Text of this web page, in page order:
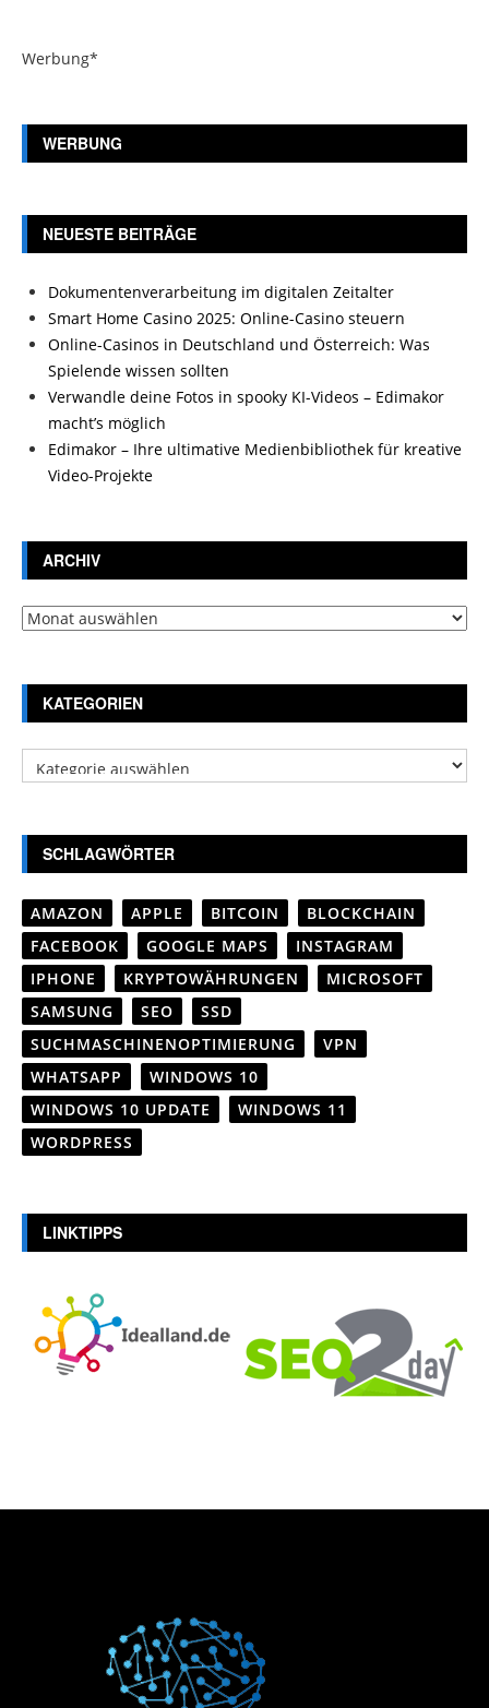
Werbung*
WERBUNG
NEUESTE BEITRÄGE
Dokumentenverarbeitung im digitalen Zeitalter
Smart Home Casino 2025: Online-Casino steuern
Online-Casinos in Deutschland und Österreich: Was
Spielende wissen sollten
Verwandle deine Fotos in spooky KI-Videos – Edimakor
macht’s möglich
Edimakor – Ihre ultimative Medienbibliothek für kreative
Video-Projekte
ARCHIV
Archiv
KATEGORIEN
Kategorien
SCHLAGWÖRTER
AMAZON APPLE BITCOIN
BLOCKCHAIN
FACEBOOK
GOOGLE MAPS
INSTAGRAM
IPHONE
KRYPTOWÄHRUNGEN
MICROSOFT
SAMSUNG
SEO
SSD
SUCHMASCHINENOPTIMIERUNG
VPN
WHATSAPP
WINDOWS 10
WINDOWS 10 UPDATE
WINDOWS 11
WORDPRESS
LINKTIPPS